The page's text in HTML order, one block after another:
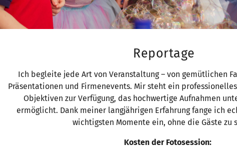
Reportage
Ich begleite jede Art von Veranstaltung – von gemütlichen
Präsentationen und Firmenevents. Mir steht ein
Objektiven zur Verfügung, das hochwertige Aufnahmen
ermöglicht. Dank meiner langjährigen Erfahrung fange ich
wichtigsten Momente ein, ohne die Gäste zu
Kosten der Fotosession: